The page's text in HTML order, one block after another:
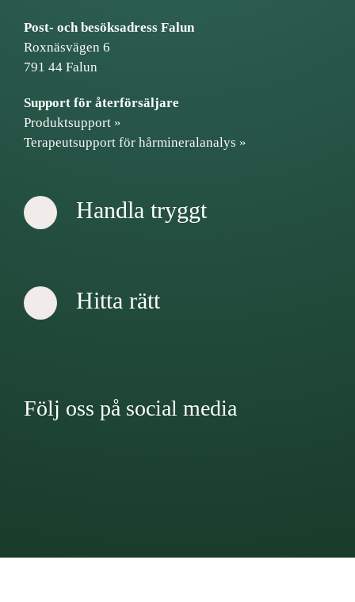
Post- och besöksadress Falun
Roxnäsvägen 6
791 44 Falun
Support för återförsäljare
Produktsupport »
Terapeutsupport för hårmineralanalys »
Handla tryggt
Hitta rätt
Följ oss på social media